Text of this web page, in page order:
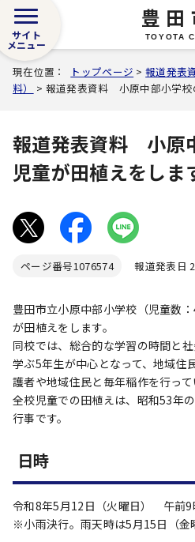
豊田
TOYOTA
サイト
メニュー
現在位置： トップページ >報道発表
料）
> 報道発表資料 小原中部小学校
報道発表資料 小原
児童が田植えをしま
ページ番号1076574 報道発表日
豊田市立小原中部小学校（児童数
が田植えをします。
同校では、総合的な学習の時間と
学ぶ5年生が中心となって、地域住
護者や地域住民と毎年稲作を行って
全校児童での田植えは、昭和53年
行事です。
日時
令和8年5月12日（火曜日） 午前9
※小雨決行。雨天時は5月15日（金